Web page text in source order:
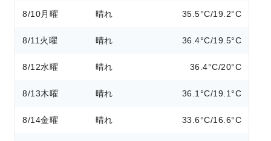
8/10月曜 晴れ 35.5°C/19.2°C
8/11 火曜 晴れ 36.4°C/19.5°C
8/12水曜 晴れ 36.4°C/20°C
8/13木曜 晴れ 36.1°C/19.1°C
8/14金曜 晴れ 33.6°C/16.6°C